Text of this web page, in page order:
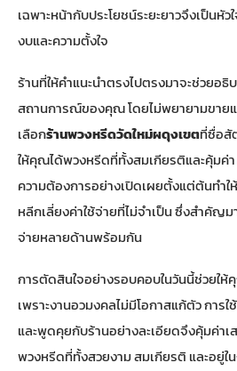
เฉพาะหน้ากับประโยชน์ระยะยาวจึงเป็นหั
งบและความตั้งใจ
ร้านที่ให้คำแนะนำตรงไปตรงมาจะช่วยอธิ
สถานการณ์ของคุณ โดยไม่พยายามขาย
เลือกร้านพวงหรีดวัดใหม่ผดุงเขตที่ซื่อสั
ให้คุณได้พวงหรีดที่ทั้งสมเกียรติและคุ้มค่
ความต้องการอย่างเปิดเผยตั้งแต่ต้นทำใ
หลีกเลี่ยงค่าใช้จ่ายที่ไม่จำเป็น ซึ่งสำคัญ
จ่ายหลายด้านพร้อมกัน
การตัดสินใจอย่างรอบคอบในวันนี้ช่วยใ
เพราะงานอวมงคลไม่มีโอกาสแก้ตัว การ
และพูดคุยกับร้านอย่างละเอียดจึงคุ้มค่าเ
พวงหรีดที่ทั้งสวยงาม สมเกียรติ และอยู่ใ